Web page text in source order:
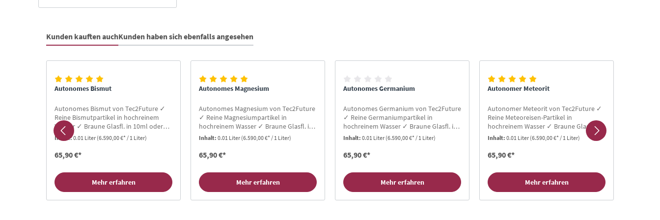
Kunden kauften auchKunden haben sich ebenfalls angesehen
Autonomes Bismut
Autonomes Bismut von Tec2Future ✓
Reine Bismutpartikel in hochreinem
Wasser ✓ Braune Glasfl. in 10ml oder
30ml ✓ 36 Monate haltbar ✓ Sehr
ergiebig ✓ 30-90 Cent pro Tag ✓ Mit
Glaspipette
Inhalt:0.01 Liter (6.590,00 €* / 1 Liter)
65,90 €*
Mehr erfahren
Autonomes Magnesium
Autonomes Magnesium von Tec2Future
✓ Reine Magnesiumpartikel in
hochreinem Wasser ✓ Braune Glasfl. in
10ml oder 30ml ✓ 36 Monate haltbar ✓
Sehr ergiebig ✓ 30-90 Cent pro Tag ✓
Mit Glaspipette
Inhalt:0.01 Liter (6.590,00 €* / 1 Liter)
65,90 €*
Mehr erfahren
Autonomes Germanium
Autonomes Germanium von Tec2Future
✓ Reine Germaniumpartikel in
hochreinem Wasser ✓ Braune Glasfl. in
10ml oder 30ml ✓ 36 Monate haltbar ✓
Sehr ergiebig ✓ 30-90 Cent pro Tag ✓
Mit Glaspipette
Inhalt:0.01 Liter (6.590,00 €* / 1 Liter)
65,90 €*
Mehr erfahren
Autonomer Meteorit
Autonomer Meteorit von Tec2Future ✓
Reine Meteoreisen-Partikel in
hochreinem Wasser ✓ Braune Glasfl. in
10ml oder 30ml ✓ 36 Monate haltbar ✓
Sehr ergiebig ✓ 30-90 Cent pro Tag ✓
Mit Glaspipette
Inhalt:0.01 Liter (6.590,00 €* / 1 Liter)
65,90 €*
Mehr erfahren